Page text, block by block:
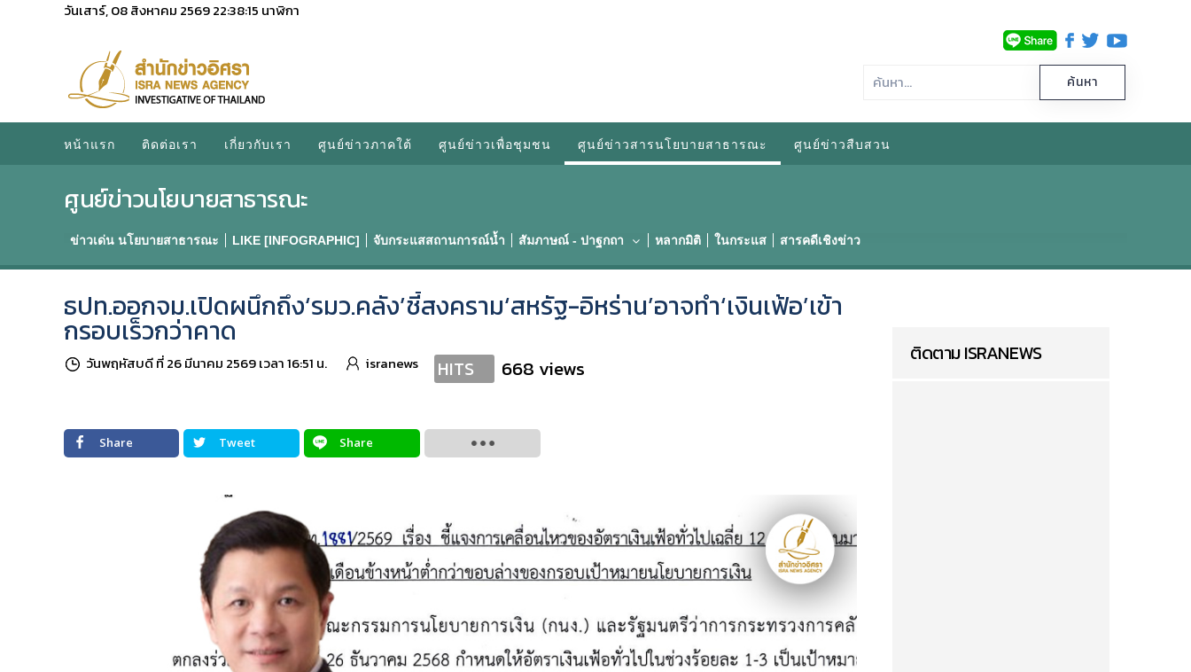
วันเสาร์, 08 สิงหาคม 256922:38:16 นาฬิกา
หน้าแรก ติดต่อเรา เกี่ยวกับเรา ศูนย์ข่าวภาคใต้ ศูนย์ข่าวเพื่อชุมชน ศูนย์ข่าวสารนโยบายสาธารณะ ศูนย์ข่าวสืบสวน
ศูนย์ข่าวนโยบายสาธารณะ
ข่าวเด่น นโยบายสาธารณะ LIKE [INFOGRAPHIC] จับกระแสสถานการณ์น้ำ สัมภาษณ์ - ปาฐกถา หลากมิติ ในกระแส สารคดีเชิงข่าว
ธปท.ออกจม.เปิดผนึกถึง‘รมว.คลัง’ชี้สงคราม‘สหรัฐ-อิหร่าน’อาจทำ‘เงินเฟ้อ’เข้า
กรอบเร็วกว่าคาด
วันพฤหัสบดี ที่ 26 มีนาคม 2569 เวลา 16:51 น. isranews HITS 668 views
Share Tweet Share
ติดตาม ISRANEWS